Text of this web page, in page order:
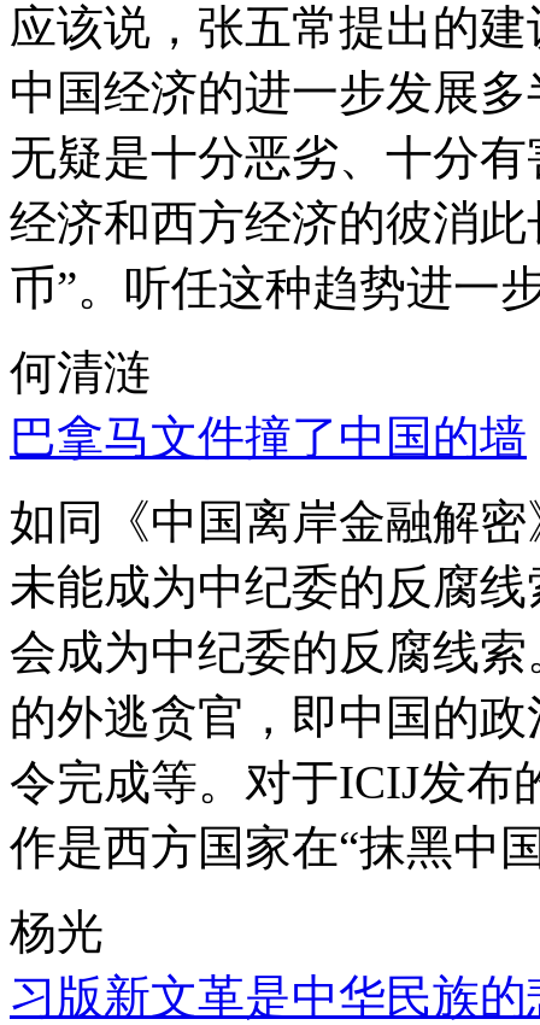
应该说，张五常提出的
中国经济的进一步发展
无疑是十分恶劣、十分
经济和西方经济的彼消
币”。听任这种趋势进一
何清涟
巴拿马文件撞了中国的墙
如同《中国离岸金融解
未能成为中纪委的反腐
会成为中纪委的反腐线
的外逃贪官，即中国的
令完成等。对于ICIJ发布
作是西方国家在“抹黑中
杨光
习版新文革是中华民族的